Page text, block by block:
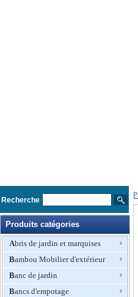
Recherche
Produits catégories
Abris de jardin et marquises
Bambou Mobilier d'extérieur
Banc de jardin
Bancs d'empotage